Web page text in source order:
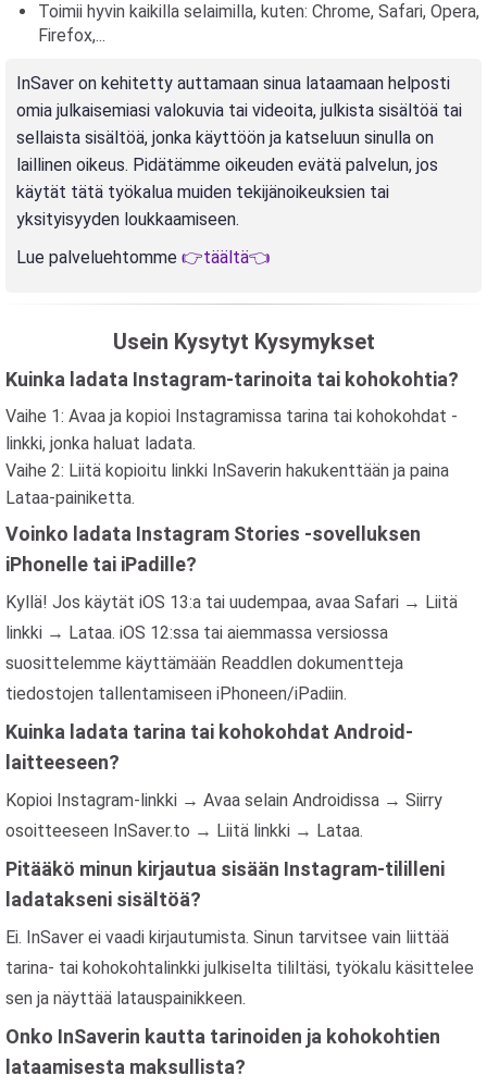
Toimii hyvin kaikilla selaimilla, kuten: Chrome, Safari, Opera,
Firefox,...
InSaver on kehitetty auttamaan sinua lataamaan helposti
omia julkaisemiasi valokuvia tai videoita, julkista sisältöä tai
sellaista sisältöä, jonka käyttöön ja katseluun sinulla on
laillinen oikeus. Pidätämme oikeuden evätä palvelun, jos
käytät tätä työkalua muiden tekijänoikeuksien tai
yksityisyyden loukkaamiseen.
Lue palveluehtomme 👉täältä👈
Usein Kysytyt Kysymykset
Kuinka ladata Instagram-tarinoita tai kohokohtia?
Vaihe 1: Avaa ja kopioi Instagramissa tarina tai kohokohdat -
linkki, jonka haluat ladata.
Vaihe 2: Liitä kopioitu linkki InSaverin hakukenttään ja paina
Lataa-painiketta.
Voinko ladata Instagram Stories -sovelluksen
iPhonelle tai iPadille?
Kyllä! Jos käytät iOS 13:a tai uudempaa, avaa Safari → Liitä
linkki → Lataa. iOS 12:ssa tai aiemmassa versiossa
suosittelemme käyttämään Readdlen dokumentteja
tiedostojen tallentamiseen iPhoneen/iPadiin.
Kuinka ladata tarina tai kohokohdat Android-
laitteeseen?
Kopioi Instagram-linkki → Avaa selain Androidissa → Siirry
osoitteeseen InSaver.to → Liitä linkki → Lataa.
Pitääkö minun kirjautua sisään Instagram-tililleni
ladatakseni sisältöä?
Ei. InSaver ei vaadi kirjautumista. Sinun tarvitsee vain liittää
tarina- tai kohokohtalinkki julkiselta tililtäsi, työkalu käsittelee
sen ja näyttää latauspainikkeen.
Onko InSaverin kautta tarinoiden ja kohokohtien
lataamisesta maksullista?